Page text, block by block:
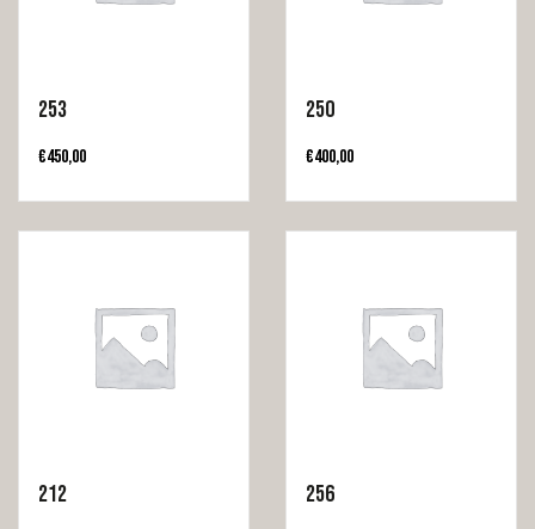
253
€450,00
250
€400,00
212 256